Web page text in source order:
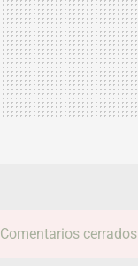
Comentarios cerrados